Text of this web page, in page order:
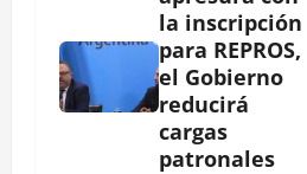
la inscripción
para REPROS,
el Gobierno
reducirá
cargas
patronales